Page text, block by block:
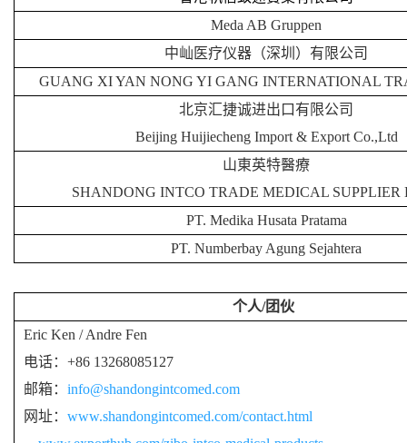
Meda AB Gruppen
中屾医疗仪器（深圳）有限公司
GUANG XI YAN NONG YI GANG INTERNATIONAL
北京汇捷诚进出口有限公司
Beijing Huijiecheng Import & Export Co.,Ltd
山東英特醫療
SHANDONG INTCO TRADE MEDICAL SUPPLIER
PT. Medika Husata Pratama
PT. Numberbay Agung Sejahtera
个人/团伙
Eric Ken / Andre Fen
电话： +86 13268085127
邮箱： info@shandongintcomed.com
网址： www.shandongintcomed.com/contact.html